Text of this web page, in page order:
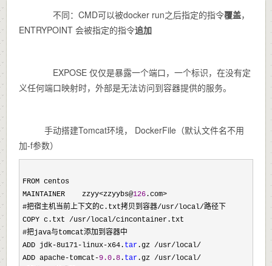
不同：CMD可以被docker run之后指定的指令覆盖，
ENTRYPOINT 会被指定的指令追加
EXPOSE 仅仅是暴露一个端口，一个标识，在没有定
义任何端口映射时，外部是无法访问到容器提供的服务。
手动搭建Tomcat环境， DockerFile（默认文件名不用
加-f参数）
FROM centos
MAINTAINER    zzyy<zzyybs@126 .com>
#把宿主机当前上下文的c.txt拷贝到容器/usr/local/路径下
COPY c.txt /usr/local/cincontainer.txt
#把java与tomcat添加到容器中
ADD jdk-8u171-linux-x64. tar .gz /usr/local/
ADD apache-tomcat-9.0 .8 . tar .gz /usr/local/